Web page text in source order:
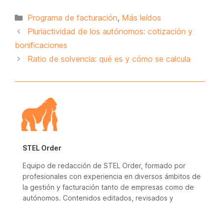
Categorías
Programa de facturación, Más leídos
Pluriactividad de los autónomos: cotización y
bonificaciones
Ratio de solvencia: qué es y cómo se calcula
STEL Order
Equipo de redacción de STEL Order, formado por
profesionales con experiencia en diversos ámbitos de
la gestión y facturación tanto de empresas como de
autónomos. Contenidos editados, revisados y